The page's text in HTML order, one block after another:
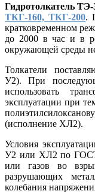
Гидротолкатель
ТКГ-160,ТКГ-200.
кратковременном
до 2000 в час и в
окружающей среды
Толкатели
У2). При
использовать
эксплуатации при
(исполнение ХЛ2).
Условия
У2 или ХЛ2 по ГОСТ
или газов во
разрушающих
колебания